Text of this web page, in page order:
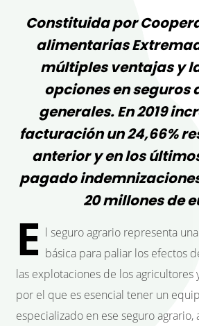
Constituida por
alimentarias
múltiples ventajas y
opciones en seguros
generales. En 2019
facturación un 24,66%
anterior y en los
pagado
20 millones de
E l seguro agrario representa
básica para paliar los efectos
las explotaciones de los agricultores
por el que es esencial tener un
especializado en ese seguro agrario,